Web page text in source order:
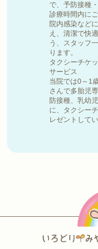
で、予防接種
診療時間内に
院内感染など
え、清潔で快
う、スタッフ
ります。
タクシーチケ
サービス
当院では0～1
さんで多胎児
防接種、乳幼
に、タクシー
レゼントしてい